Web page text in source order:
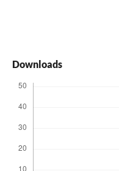
Downloads